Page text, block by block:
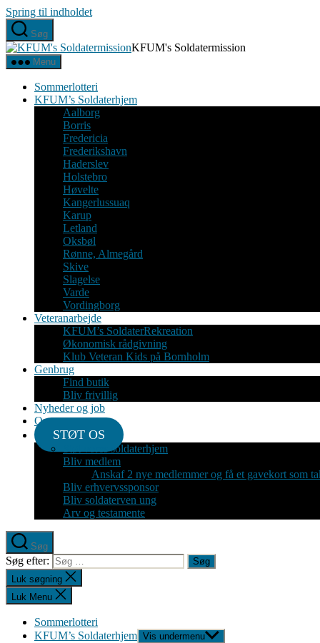
Spring til indholdet
Søg
KFUM's Soldatermission
Menu
Sommerlotteri
KFUM’s Soldaterhjem
Aalborg
Borris
Fredericia
Frederikshavn
Haderslev
Holstebro
Høvelte
Kangerlussuaq
Karup
Letland
Oksbøl
Rønne, Almegård
Skive
Slagelse
Varde
Vordingborg
Veteranarbejde
KFUM’s SoldaterRekreation
Økonomisk rådgivning
Klub Veteran Kids på Bornholm
Genbrug
Find butik
Bliv frivillig
Nyheder og job
Om
STØT OS
Støt vores soldaterhjem
Bliv medlem
Anskaf 2 nye medlemmer og få et gavekort som
Bliv erhvervssponsor
Bliv soldaterven ung
Arv og testamente
Søg
Søg efter:
Luk søgning
Luk Menu
Sommerlotteri
KFUM’s Soldaterhjem Vis undermenu